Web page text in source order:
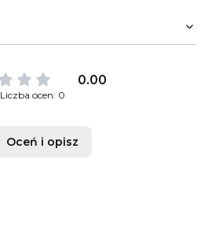
0.00
Liczba ocen: 0
Oceń i opisz